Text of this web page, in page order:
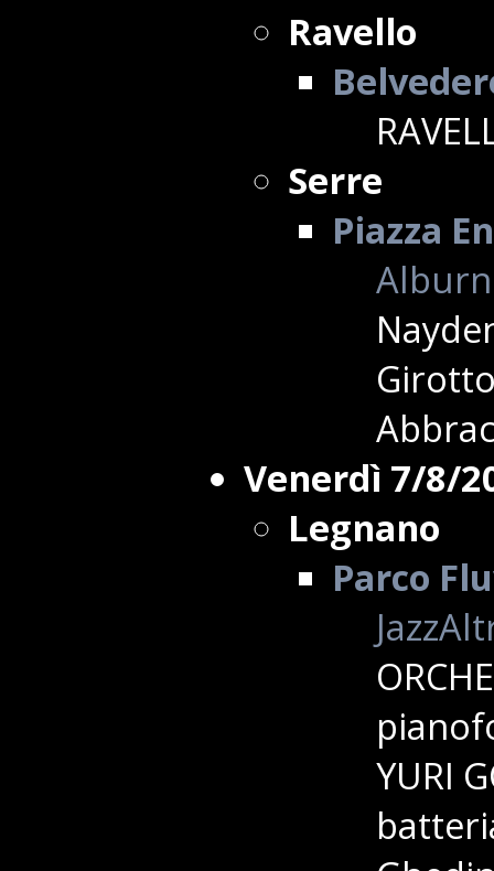
Ravello
Serre
Piazza
Venerdì 7/8/
Legnano
Parco
YURI